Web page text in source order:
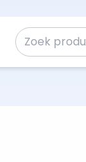
Zoeken naar: